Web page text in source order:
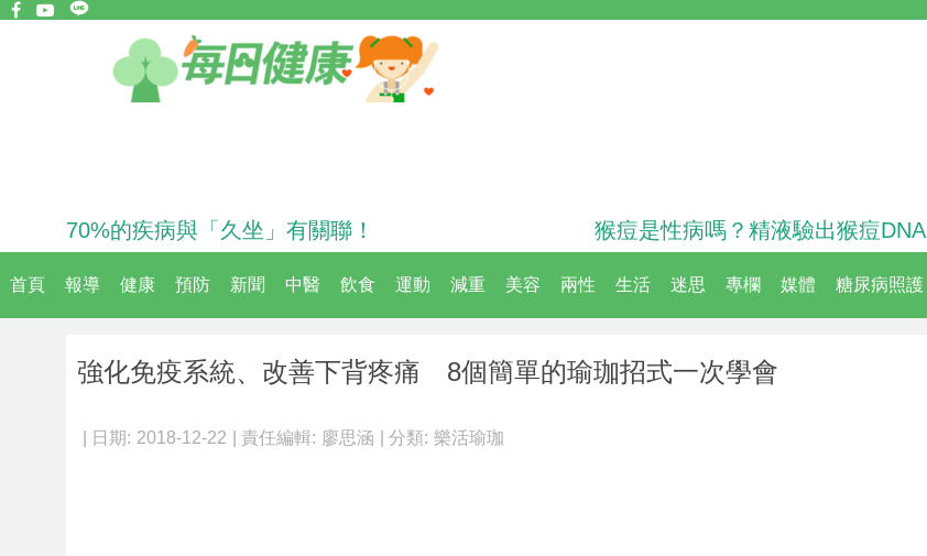
70%的疾病與「久坐」有關聯！ 猴痘是性病嗎？精液驗出猴痘DNA
首頁 報導 健康 預防 新聞 中醫 飲食 運動 減重 美容 兩性 生活 迷思 專欄 媒體 糖尿病照護
強化免疫系統、改善下背疼痛 8個簡單的瑜珈招式一次學會
| 日期: 2018-12-22 | 責任編輯: 廖思涵 | 分類: 樂活瑜珈